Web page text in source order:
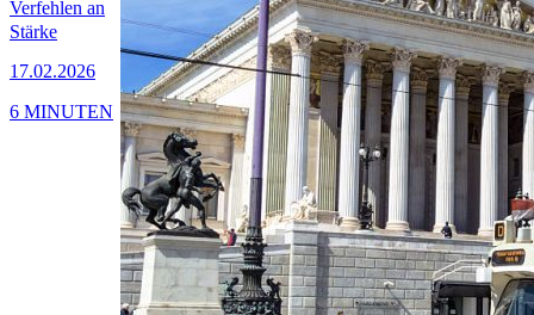
Verfehlen an
Stärke
17.02.2026
6 MINUTEN